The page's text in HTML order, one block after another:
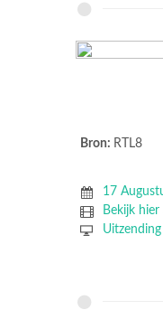
Bron: RTL8
17
Bekijk hier